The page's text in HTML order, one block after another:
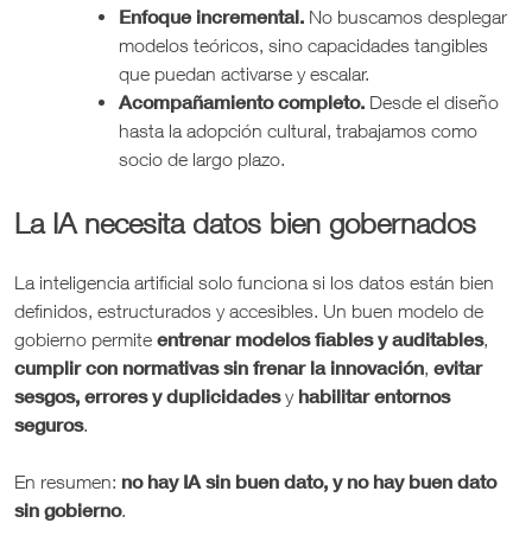
Enfoque incremental. No buscamos desplegar
modelos teóricos, sino capacidades tangibles
que puedan activarse y escalar.
Acompañamiento completo. Desde el diseño
hasta la adopción cultural, trabajamos como
socio de largo plazo.
La IA necesita datos bien gobernados
La inteligencia artificial solo funciona si los datos están bien
definidos, estructurados y accesibles. Un buen modelo de
gobierno permite entrenar modelos fiables y auditables,
cumplir con normativas sin frenar la innovación evitar
sesgos, errores y duplicidadesy habilitar entornos
seguros.
En resumen: no hay IA sin buen dato, y no hay buen dato
sin gobierno.